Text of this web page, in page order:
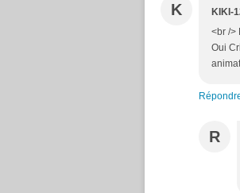
K KIKI-
<br />
Oui
R